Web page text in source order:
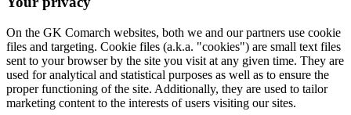
On the GK Comarch websites, both we and our partners use cookie
files and targeting. Cookie files (a.k.a. "cookies") are small text files
sent to your browser by the site you visit at any given time. They are
used for analytical and statistical purposes as well as to ensure the
proper functioning of the site. Additionally, they are used to tailor
marketing content to the interests of users visiting our sites.